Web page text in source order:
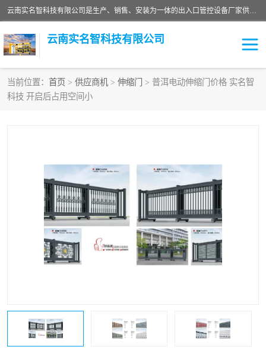
云南实名智科技有限公司是生产、销售、安装为一体的出入口管控设备厂家供应商。主营:电动伸缩门、道闸、广告道闸、重型空降闸、车牌识别、门禁通道、升降柱、岗亭、旗杆等智能设备。主营产品: 电动伸缩门,道闸门禁,车牌识别 生产、销售、安装为一体的出入口管控设备厂家源头供应商。
云南实名智科技有限公司
当前位置： 首页 > 供应商机 > 伸缩门
> 普洱电动伸缩门价格 实名智
科技 开启后占用空间小
车牌识别门系列
升降门系列 通道闸系列
小门系列 伸缩门